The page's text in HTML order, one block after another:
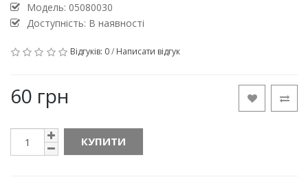
Модель: 05080030
Доступність: В наявності
Відгуків: 0/ Написати відгук
60 грн
КУПИТИ